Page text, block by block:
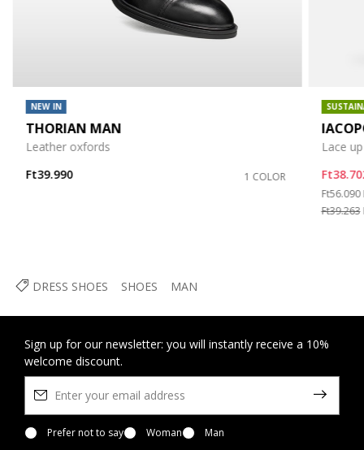
DRESS SHOES SHOES MAN
NEW IN
THORIAN MAN
Leather oxfords
Ft39.990
1 COLOR
Lace
Price
Ft56.090
Ft39.263
Sign up for our newsletter: you will instantly receive a 10%
welcome discount.
Prefer not to say Woman
Man